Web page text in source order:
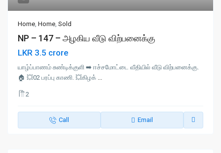
Home,Home,Sold
NP – 147 – அழகிய வீடு விற்பனைக்கு
LKR 3.5 crore
யாழ்ப்பாணம் சுண்டிக்குளி ➡️ ஈச்சமோட்டை வீதியில் வீடு விற்பனைக்கு.
🏠 💥02 பரப்பு காணி. 💥கிழக் ...
2
Call Email